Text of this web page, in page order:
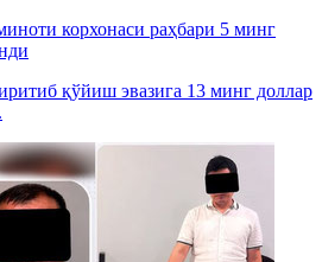
корхонаси раҳбари 5 минг
қўйиш эвазига 13 минг доллар